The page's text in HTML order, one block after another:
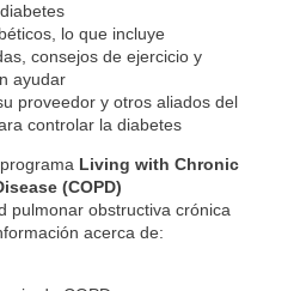
lo que incluye
consejos de ejercicio y
ayudar
proveedor y otros aliados del
controlar la diabetes
Living with Chronic
(COPD)
pulmonar obstructiva crónica
acerca de: